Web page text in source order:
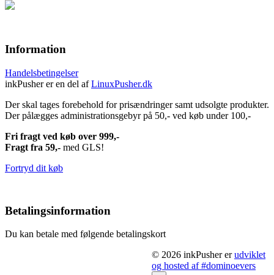
Information
Handelsbetingelser
inkPusher er en del afLinuxPusher.dk
Der skal tages forebehold for prisændringer samt udsolgte produkter.
Der pålægges administrationsgebyr på 50,- ved køb under 100,-
Fri fragt ved køb over 999,-
Fragt fra 59,- med GLS!
Fortryd dit køb
Betalingsinformation
Du kan betale med følgende betalingskort
© 2026 inkPusher erudviklet
og hosted af #dominoevers